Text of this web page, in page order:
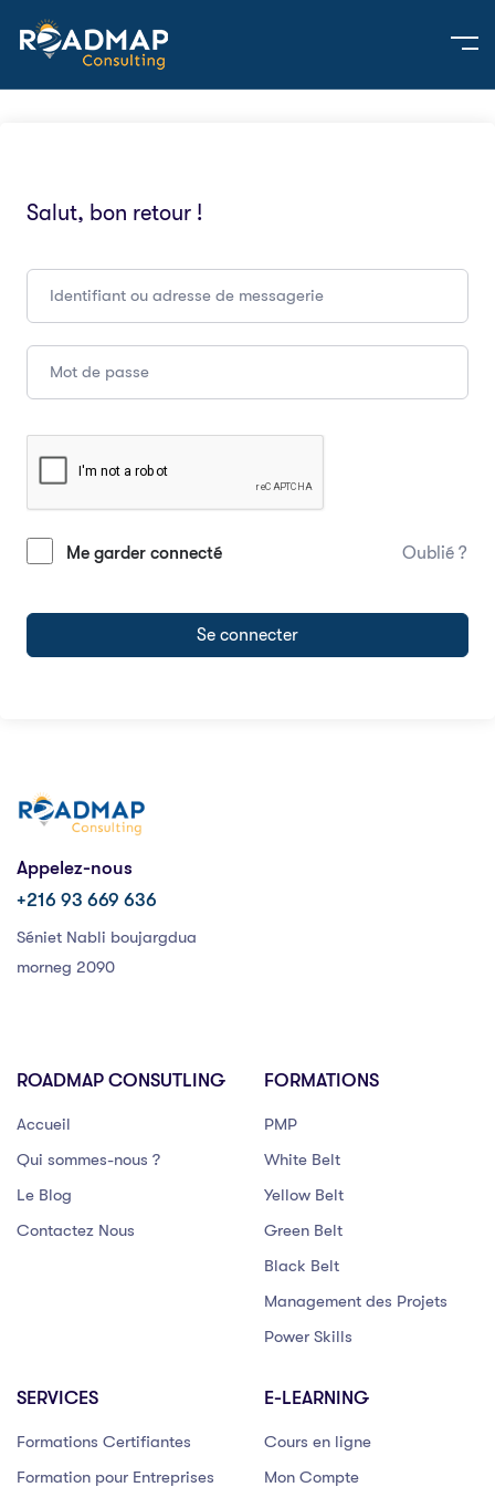
Salut, bon retour !
Me garder connecté Oublié ?
Se connecter
Appelez-nous
+216 93 669 636
Séniet Nabli boujargdua
morneg 2090
ROADMAP CONSUTLING
Accueil
Qui sommes-nous ?
Le Blog
Contactez Nous
FORMATIONS
PMP
White Belt
Yellow Belt
Green Belt
Black Belt
Management des Projets
Power Skills
SERVICES
Formations Certifiantes
Formation pour Entreprises
E-LEARNING
Cours en ligne
Mon Compte